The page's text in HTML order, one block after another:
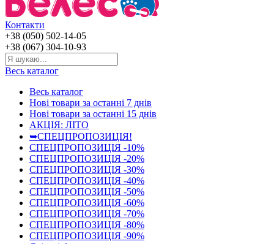
Контакти
+38 (050) 502-14-05
+38 (067) 304-10-93
Весь каталог
Весь каталог
Нові товари за останнi 7 днiв
Нові товари за останнi 15 днiв
АКЦІЯ: ЛІТО
➥СПЕЦПРОПОЗИЦІЯ!
СПЕЦПРОПОЗИЦІЯ -10%
СПЕЦПРОПОЗИЦІЯ -20%
СПЕЦПРОПОЗИЦІЯ -30%
СПЕЦПРОПОЗИЦІЯ -40%
СПЕЦПРОПОЗИЦІЯ -50%
СПЕЦПРОПОЗИЦІЯ -60%
СПЕЦПРОПОЗИЦІЯ -70%
СПЕЦПРОПОЗИЦІЯ -80%
СПЕЦПРОПОЗИЦІЯ -90%